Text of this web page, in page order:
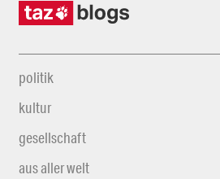
politik
kultur
gesellschaft
aus aller welt